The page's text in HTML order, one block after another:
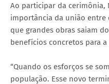
Ao participar da cerimônia,
importância da união entre
que grandes obras saiam
benefícios concretos para
“Quando os esforços se
população. Esse novo